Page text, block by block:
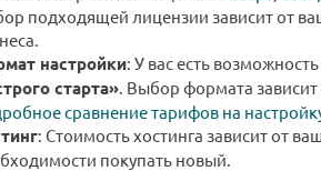
подходящей лицензии зависит от
настройки: У вас есть
старта». Выбор формата
сравнение тарифов на
: Стоимость хостинга зависит от
покупать новый.